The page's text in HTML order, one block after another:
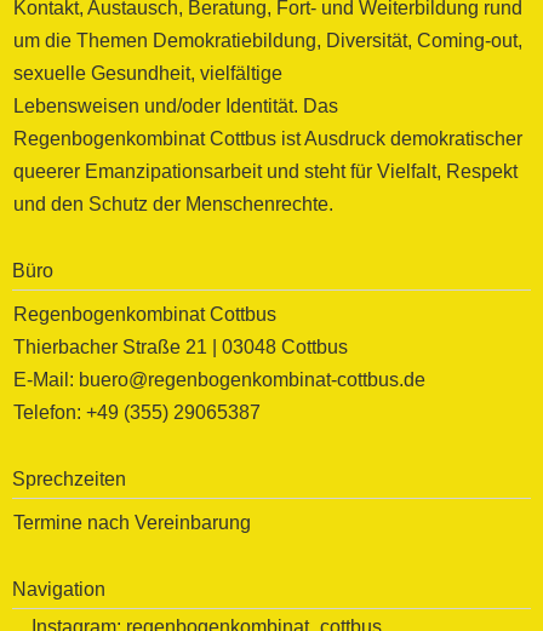
Kontakt, Austausch, Beratung, Fort- und Weiterbildung rund
um die Themen Demokratiebildung, Diversität, Coming-out,
sexuelle Gesundheit, vielfältige
Lebensweisen und/oder Identität. Das
Regenbogenkombinat Cottbus ist Ausdruck demokratischer
queerer Emanzipationsarbeit und steht für Vielfalt, Respekt
und den Schutz der Menschenrechte.
Büro
Regenbogenkombinat Cottbus
Thierbacher Straße 21 | 03048 Cottbus
E-Mail: buero@regenbogenkombinat-cottbus.de
Telefon: +49 (355) 29065387
Sprechzeiten
Termine nach Vereinbarung
Navigation
Instagram: regenbogenkombinat_cottbus